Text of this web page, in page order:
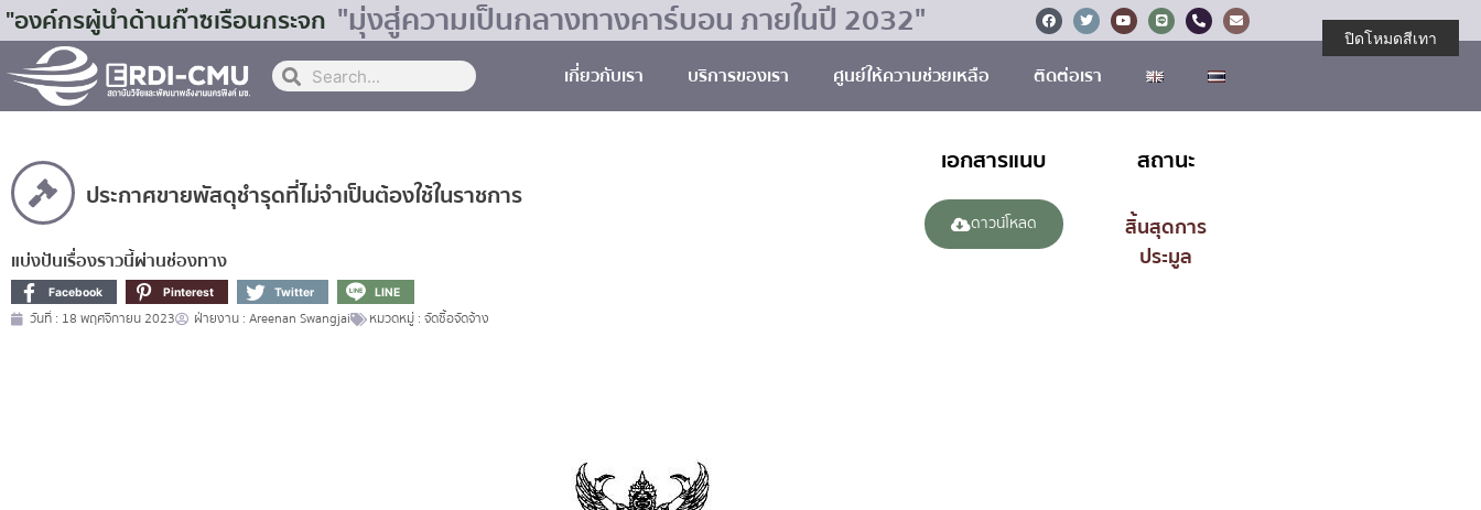
"องค์กรผู้นำด้านก๊าซเรือนกระจก "มุ่งสู่ความเป็นกลางทางคาร์บอน ภายในปี 2032"
เกี่ยวกับเรา บริการของเรา ศูนย์ให้ความช่วยเหลือ ติดต่อเรา
ประกาศขายพัสดุชำรุดที่ไม่จำเป็นต้องใช้ในราชการ
แบ่งปันเรื่องราวนี้ผ่านช่องทาง
Facebook Pinterest Twitter LINE
วันที่ : 18 พฤศจิกายน 2023 ฝ่ายงาน : Areenan Swangjai หมวดหมู่ : จัดซื้อจัดจ้าง
เอกสารแนบ
ดาวน์โหลด
สถานะ
สิ้นสุดการ
ประมูล
ปิดโหมดสีเทา